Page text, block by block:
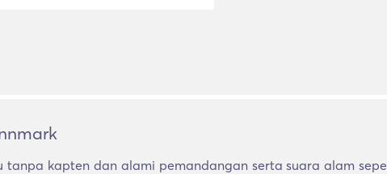
kapten dan alami pemandangan serta suara alam